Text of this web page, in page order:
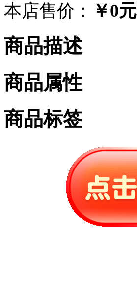
本店售价： ￥0元
商品描述
商品属性
商品标签